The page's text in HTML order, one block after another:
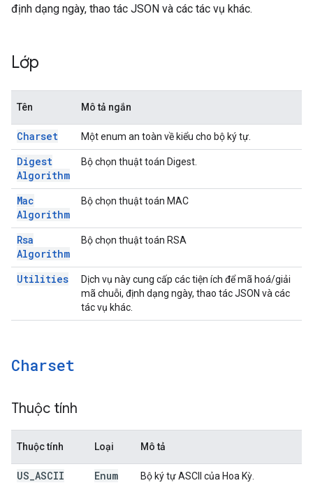
định dạng ngày, thao tác JSON và các tác vụ khác.
Lớp
Tên Mô tả ngắn
Charset Một enum an toàn về kiểu cho bộ ký tự.
Digest
Algorithm
Bộ chọn thuật toán Digest.
Mac
Algorithm
Bộ chọn thuật toán MAC
Rsa
Algorithm
Bộ chọn thuật toán RSA
Utilities
Dịch vụ này cung cấp các tiện ích để mã hoá/giải
mã chuỗi, định dạng ngày, thao tác JSON và các
tác vụ khác.
Charset
Thuộc tính
Thuộc tính Loại Mô tả
US ASCII Enum Bộ ký tự ASCII của Hoa Kỳ.